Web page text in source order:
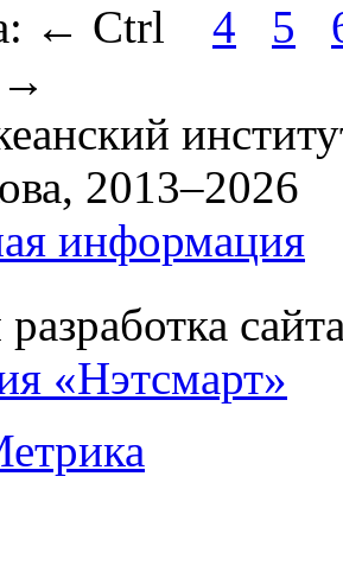
← Ctrl 4 5
→
2013–2026
информация
«Нэтсмарт»